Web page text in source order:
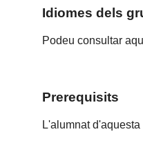
Idiomes dels
Podeu consultar
Prerequisits
L'alumnat